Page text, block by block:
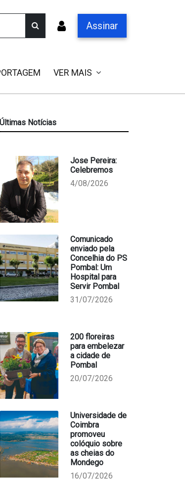
Assinar
VER MAIS
Últimas Notícias
Jose Pereira:
Celebremos
4/08/2026
Comunicado
enviado pela
Concelhia do PS
Pombal: Um
Hospital para
Servir Pombal
31/07/2026
200 floreiras
para embelezar
a cidade de
Pombal
20/07/2026
Universidade de
Coimbra
promoveu
colóquio sobre
as cheias do
Mondego
16/07/2026